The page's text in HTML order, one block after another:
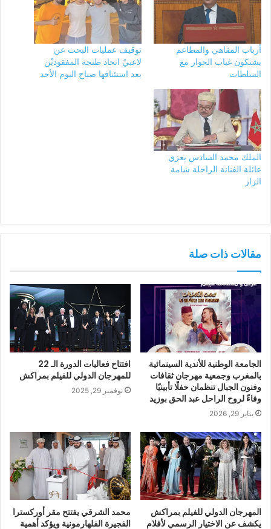
أرباب المقاهي والمطاعم
يشتكون غياب الحوار مع
السلطات
توقيف عمليات البحث عن
لاعبيْ اتحاد طنجة المفقوديْن
بعد استئنافها صباح اليوم الأحد
الملك محمد السادس يعزي
عائلة الفنانة الراحلة شامة
الزاز
مقالات ذات صلة
الجامعة الوطنية للأندية السينمائية
بالمغرب وجمعية مهرجان ثقافات
وفنون الجبال تنظمان حفلًا تأبينيًا
وفاءً لروح الراحل عبد الحق بوزيد
يناير 29, 2026
افتتاح فعاليات الدورة الـ 22
للمهرجان الدولي للفيلم بمراكش
نوفمبر 29, 2025
المهرجان الدولي للفيلم بمراكش
يكشف عن الاختيار الرسمي لأفلام
محمد الشرقي يفتتح مقر أوركسترا
الفجيرة الفلهارمونية ويؤكد أهمية